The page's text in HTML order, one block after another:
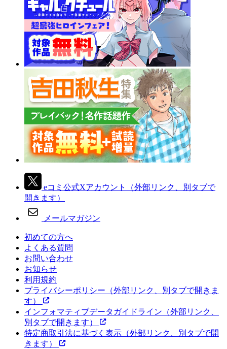
eコミ公式Xアカウント
（外部リンク、別タブで
開きます）
メールマガジン
初めての方へ
よくある質問
お問い合わせ
お知らせ
利用規約
プライバシーポリシー （外部リンク、別タブで開きま
す）
インフォマティブデータガイドライン （外部リンク、
別タブで開きます）
特定商取引法に基づく表示 （外部リンク、別タブで開
きます）